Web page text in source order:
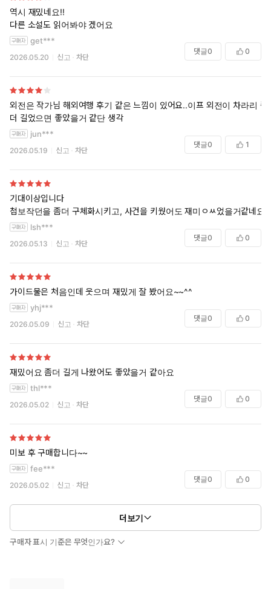
역시 재밌네요!!
다른 소설도 읽어봐야 겠어요
get***
2026.05.20 신고 차단
댓글0 0
외전은 작가님 해외여행 후기 같은 느낌이 있어요..이프 외전이 차라리 좀
더 길었으면 좋았을거 같단 생각
jun***
2026.05.19 신고 차단
댓글0 1
기대이상입니다
첩보작던을 좀더 구체화시키고, 사건을 키웠어도 재미ㅇㅆ었을거같네요
lsh***
2026.05.13 신고 차단
댓글0 0
가이드물은 처음인데 웃으며 재밌게 잘 봤어요~~^^
yhj***
2026.05.09 신고 차단
댓글0 0
재밌어요 좀더 길게 나왔어도 좋았을거 같아요
thl***
2026.05.02 신고 차단
댓글0 0
미보 후 구매합니다~~
fee***
2026.05.02 신고 차단
댓글0 0
더보기
구매자 표시 기준은 무엇인가요?